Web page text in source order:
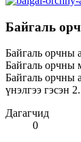
Байгаль
Байгаль
Байгаль орчны
Байгаль орчны
үнэлгээ гэсэн
Дагагчид
0